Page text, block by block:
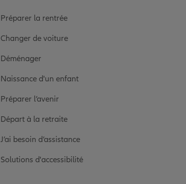
Préparer la rentrée
Changer de voiture
Déménager
Naissance d'un enfant
Préparer l’avenir
Départ à la retraite
J’ai besoin d’assistance
Solutions d'accessibilité